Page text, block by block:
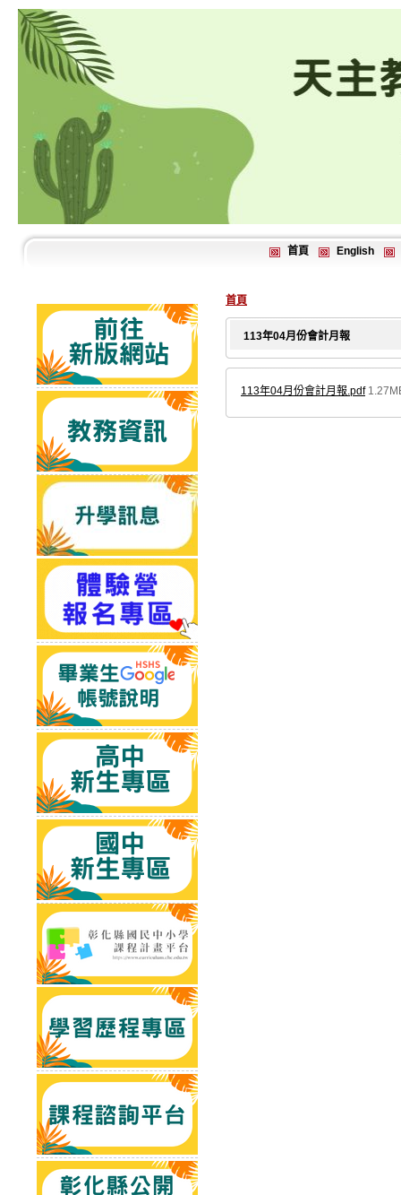
首頁 English
首頁
113年04月份會計月報
113年04月份會計月報.pdf